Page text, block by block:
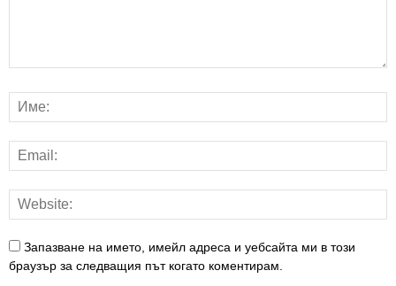
Запазване на името, имейл адреса и уебсайта ми в този
браузър за следващия път когато коментирам.